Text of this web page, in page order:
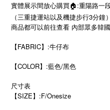
實體展示間放心購買🏠:重陽路一
（三重捷運站以及機捷步行3分鐘）
商品都可以前往查看 內部眾多韓
【FABRIC】:牛仔布
【COLOR】:藍色/黑色
尺寸表
【SIZE 】 :F/Onesize